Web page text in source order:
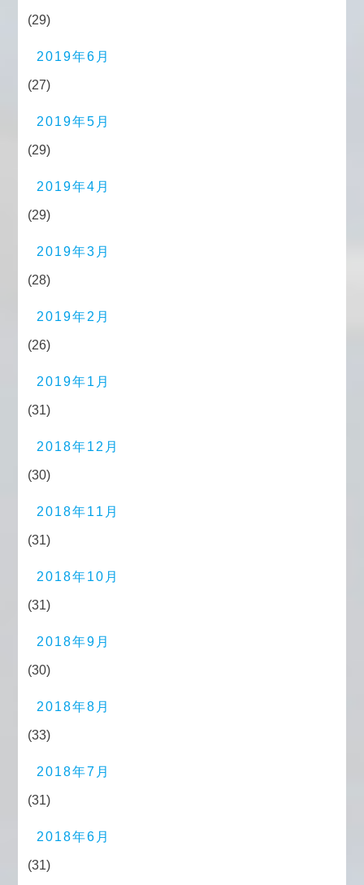
(29)
2019年6月
(27)
2019年5月
(29)
2019年4月
(29)
2019年3月
(28)
2019年2月
(26)
2019年1月
(31)
2018年12月
(30)
2018年11月
(31)
2018年10月
(31)
2018年9月
(30)
2018年8月
(33)
2018年7月
(31)
2018年6月
(31)